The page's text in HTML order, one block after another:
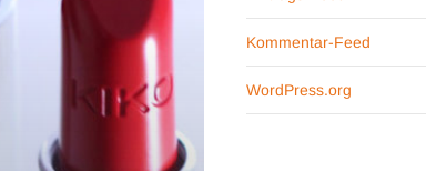
Kommentar-Feed
WordPress.org